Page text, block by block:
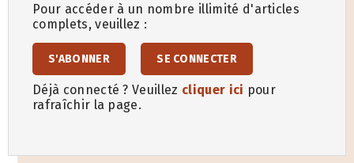
Pour accéder à un nombre illimité d'articles
complets, veuillez :
S'ABONNER SE CONNECTER
Déjà connecté ? Veuillez cliquer ici pour
rafraîchir la page.